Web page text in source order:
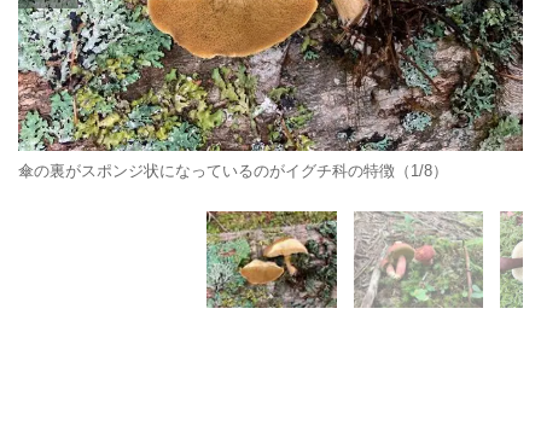
傘の裏がスポンジ状になっているのがイグチ科の特徴（1/8）